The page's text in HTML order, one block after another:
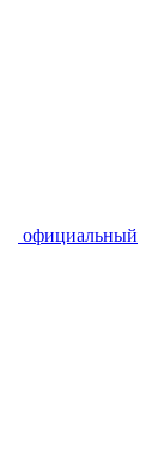
официальный